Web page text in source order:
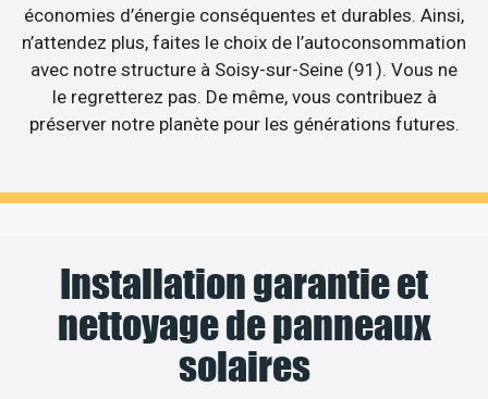
économies d’énergie conséquentes et durables. Ainsi,
n’attendez plus, faites le choix de l’autoconsommation
avec notre structure à Soisy-sur-Seine (91). Vous ne
le regretterez pas. De même, vous contribuez à
préserver notre planète pour les générations futures.
Installation garantie et
nettoyage de panneaux
solaires